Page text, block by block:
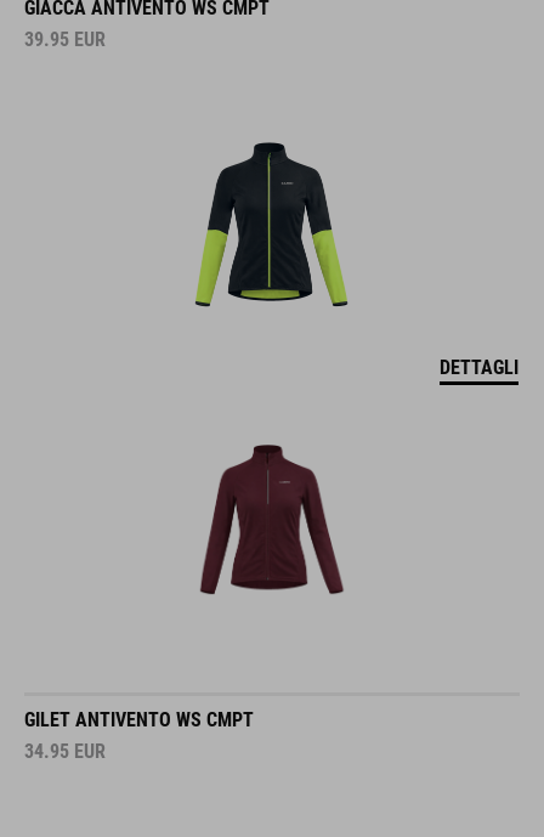
GIACCA ANTIVENTO WS CMPT
39.95 EUR
DETTAGLI
GILET ANTIVENTO WS CMPT
34.95 EUR